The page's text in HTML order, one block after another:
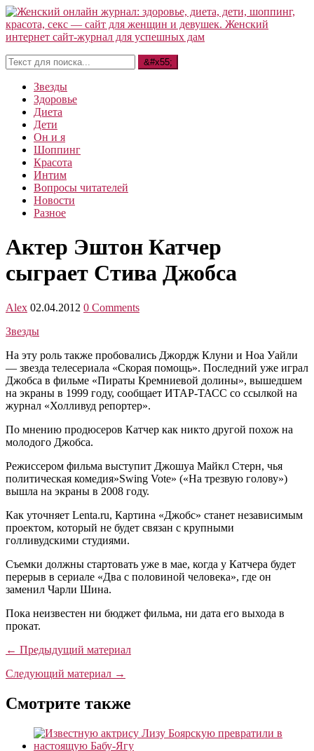
Звезды
Здоровье
Диета
Дети
Он и я
Шоппинг
Красота
Интим
Вопросы читателей
Новости
Разное
Актер Эштон Катчер
сыграет Стива Джобса
Alex 02.04.2012 0 Comments
Звезды
На эту роль также пробовались Джордж Клуни и Ноа Уайли
— звезда телесериала «Скорая помощь». Последний уже играл
Джобса в фильме «Пираты Кремниевой долины», вышедшем
на экраны в 1999 году, сообщает ИТАР-ТАСС со ссылкой на
журнал «Холливуд репортер».
По мнению продюсеров Катчер как никто другой похож на
молодого Джобса.
Режиссером фильма выступит Джошуа Майкл Стерн, чья
политическая комедия»Swing Vote» («На трезвую голову»)
вышла на экраны в 2008 году.
Как уточняет Lenta.ru, Картина «Джобс» станет независимым
проектом, который не будет связан с крупными
голливудскими студиями.
Съемки должны стартовать уже в мае, когда у Катчера будет
перерыв в сериале «Два с половиной человека», где он
заменил Чарли Шина.
Пока неизвестен ни бюджет фильма, ни дата его выхода в
прокат.
← Предыдущий материал
Следующий материал →
Смотрите также